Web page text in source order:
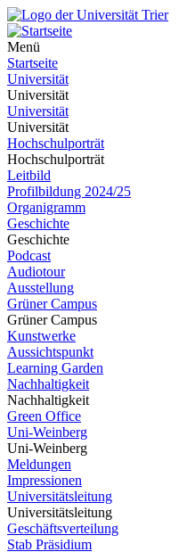
Menü
Startseite
Universität
Universität
Universität
Universität
Hochschulporträt
Hochschulporträt
Leitbild
Profilbildung 2024/25
Organigramm
Geschichte
Geschichte
Podcast
Audiotour
Ausstellung
Grüner Campus
Grüner Campus
Kunstwerke
Aussichtspunkt
Learning Garden
Nachhaltigkeit
Nachhaltigkeit
Green Office
Uni-Weinberg
Uni-Weinberg
Meldungen
Impressionen
Universitätsleitung
Universitätsleitung
Geschäftsverteilung
Stab Präsidium